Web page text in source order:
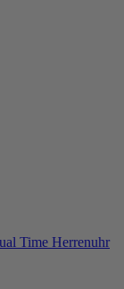
Time Herrenuhr